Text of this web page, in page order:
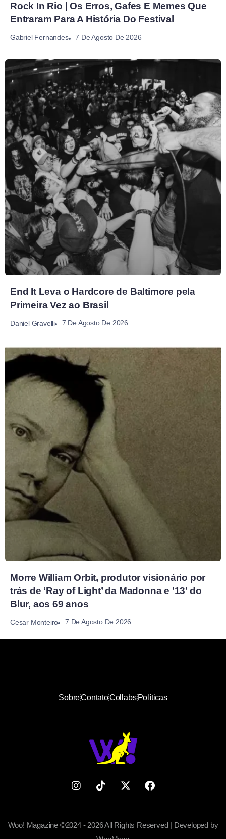
Rock In Rio | Os Erros, Gafes E Memes Que
Entraram Para A História Do Festival
Gabriel Fernandes 7 De Agosto De 2026
End It Leva o Hardcore de Baltimore pela
Primeira Vez ao Brasil
Daniel Gravelli 7 De Agosto De 2026
Morre William Orbit, produtor visionário por
trás de ‘Ray of Light’ da Madonna e ’13’ do
Blur, aos 69 anos
Cesar Monteiro 7 De Agosto De 2026
SobreContatoCollabsPolíticas
Woo! Magazine ©2024 - 2026 All Rights Reserved | Developed by